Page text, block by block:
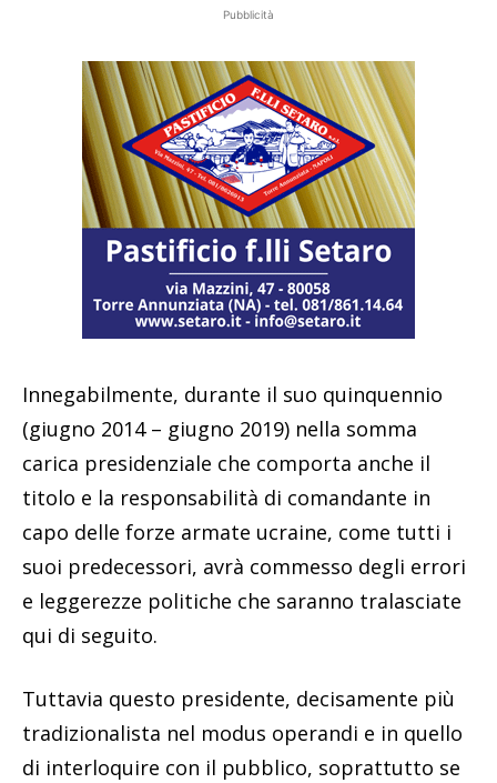
Pubblicità
Innegabilmente, durante il suo quinquennio
(giugno 2014 – giugno 2019) nella somma
carica presidenziale che comporta anche il
titolo e la responsabilità di comandante in
capo delle forze armate ucraine, come tutti i
suoi predecessori, avrà commesso degli errori
e leggerezze politiche che saranno tralasciate
qui di seguito.
Tuttavia questo presidente, decisamente più
tradizionalista nel modus operandi e in quello
di interloquire con il pubblico, soprattutto se